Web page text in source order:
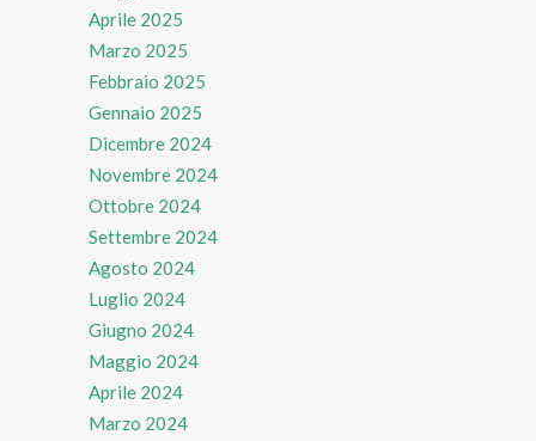
Aprile 2025
Marzo 2025
Febbraio 2025
Gennaio 2025
Dicembre 2024
Novembre 2024
Ottobre 2024
Settembre 2024
Agosto 2024
Luglio 2024
Giugno 2024
Maggio 2024
Aprile 2024
Marzo 2024